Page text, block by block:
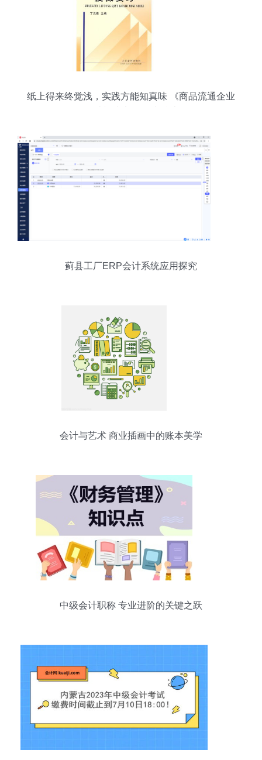
纸上得来终觉浅，实践方能知真味 《商品流通企业
蓟县工厂ERP会计系统应用探究
会计与艺术 商业插画中的账本美学
中级会计职称 专业进阶的关键之跃